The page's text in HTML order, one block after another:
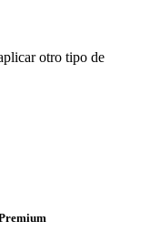
otro tipo de